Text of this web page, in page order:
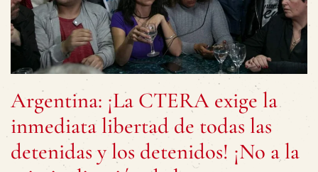
Argentina: ¡La CTERA exige la
inmediata libertad de todas las
detenidas y los detenidos! ¡No a la